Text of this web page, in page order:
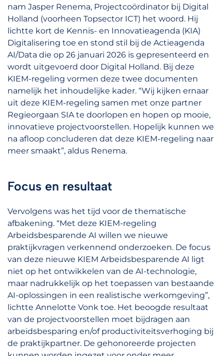
nam Jasper Renema, Projectcoördinator bij Digital
Holland (voorheen Topsector ICT) het woord. Hij
lichtte kort de Kennis- en Innovatieagenda (KIA)
Digitalisering toe en stond stil bij de Actieagenda
AI/Data die op 26 januari 2026 is gepresenteerd en
wordt uitgevoerd door Digital Holland. Bij deze
KIEM-regeling vormen deze twee documenten
namelijk het inhoudelijke kader. “Wij kijken ernaar
uit deze KIEM-regeling samen met onze partner
Regieorgaan SIA te doorlopen en hopen op mooie,
innovatieve projectvoorstellen. Hopelijk kunnen we
na afloop concluderen dat deze KIEM-regeling naar
meer smaakt”, aldus Renema.
Focus en resultaat
Vervolgens was het tijd voor de thematische
afbakening. “Met deze KIEM-regeling
Arbeidsbesparende AI willen we nieuwe
praktijkvragen verkennend onderzoeken. De focus
van deze nieuwe KIEM Arbeidsbesparende AI ligt
niet op het ontwikkelen van de AI-technologie,
maar nadrukkelijk op het toepassen van bestaande
AI-oplossingen in een realistische werkomgeving”,
lichtte Annelotte Vonk toe. Het beoogde resultaat
van de projectvoorstellen moet bijdragen aan
arbeidsbesparing en/of productiviteitsverhoging bij
de praktijkpartner. De gehonoreerde projecten